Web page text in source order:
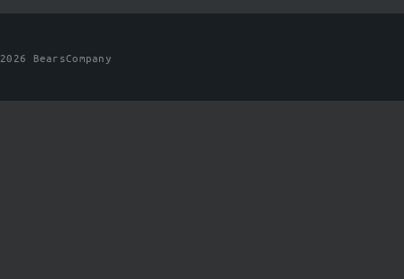
2026 BearsCompany